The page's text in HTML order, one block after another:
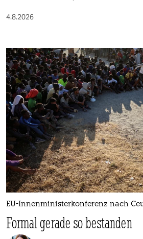
4.8.2026
EU-Innenministerkonferenz nach
Formal gerade so bestanden